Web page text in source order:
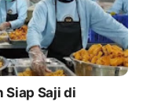
Siap Saji di